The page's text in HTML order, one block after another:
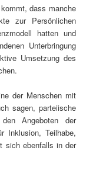
dass manche
zur Persönlichen
hatten und
Unterbringung
Umsetzung des
der Menschen mit
sagen, parteiische
Angeboten der
Inklusion, Teilhabe,
sich ebenfalls in der